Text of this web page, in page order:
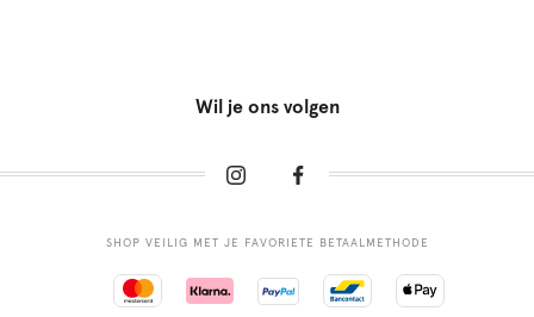
Wil je ons volgen
SHOP VEILIG MET JE FAVORIETE BETAALMETHODE